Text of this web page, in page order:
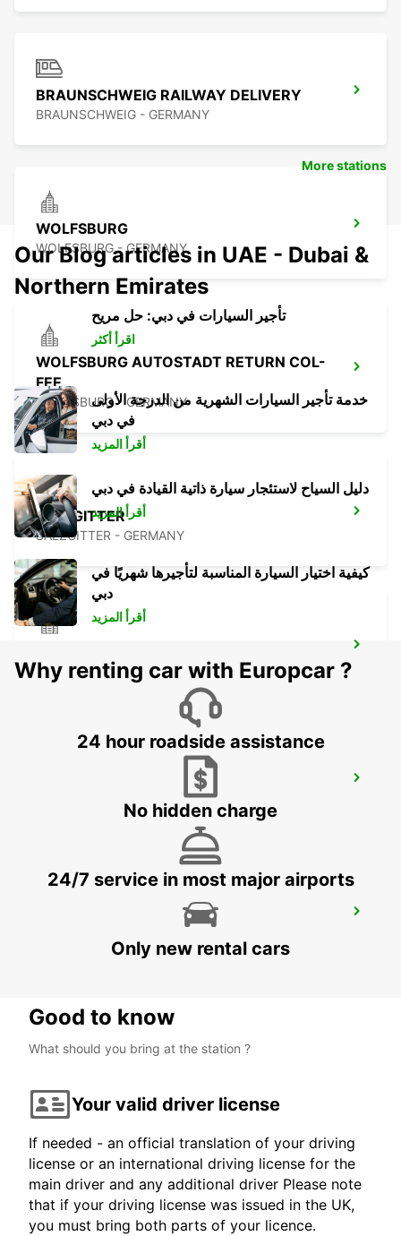
BRAUNSCHWEIG RAILWAY DELIVERY
BRAUNSCHWEIG - GERMANY
WOLFSBURG
WOLFSBURG - GERMANY
WOLFSBURG AUTOSTADT RETURN COL-
FEE
WOLFSBURG - GERMANY
SALZGITTER
SALZGITTER - GERMANY
HILDESHEIM - GERMANY
HANOVER MAINSTATION -IKC-
HANNOVER - GERMANY
HANOVER NORTH TILL 12AM -IKC-
More stations
Our Blog articles in UAE - Dubai &
Northern Emirates
تأجير السيارات في دبي: حل مريح
اقرأ أكثر
خدمة تأجير السيارات الشهرية من الدرجة الأولى
في دبي
أقرأ المزيد
دليل السياح لاستئجار سيارة ذاتية القيادة في دبي
أقرأ المزيد
كيفية اختيار السيارة المناسبة لتأجيرها شهريًا في
دبي
أقرأ المزيد
Why renting car with Europcar ?
24 hour roadside assistance
No hidden charge
24/7 service in most major airports
Only new rental cars
Good to know
What should you bring at the station ?
Your valid driver license
If needed - an official translation of your driving
license or an international driving license for the
main driver and any additional driver Please note
that if your driving license was issued in the UK,
you must bring both parts of your licence.